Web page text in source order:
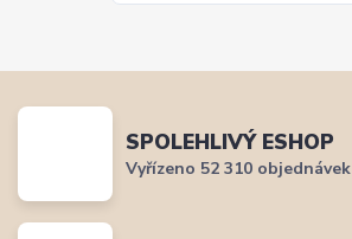
SPOLEHLIVÝ ESHOP
Vyřízeno 52 310 objednávek